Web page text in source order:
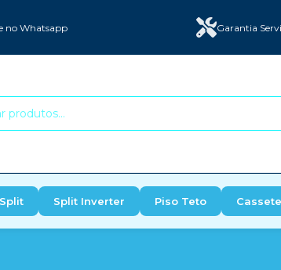
no Whatsapp Garantia
Split Inverter Piso Teto Cassete